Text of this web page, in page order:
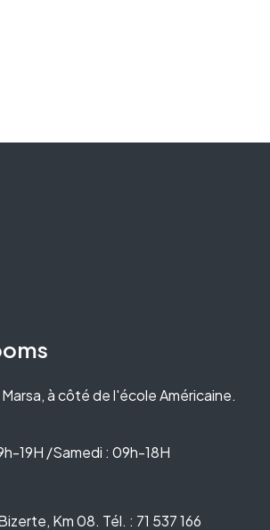
à côté de l'école Américaine.
19H /Samedi : 09h-18H
Km 08. Tél. : 71 537 166